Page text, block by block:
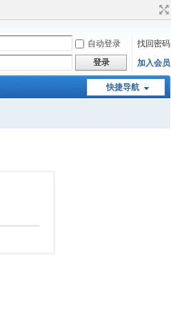
自动登录
找回密码
登录 加入会员
快捷导航